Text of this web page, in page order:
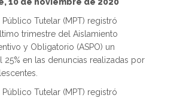
10 de noviembre de 2020
Público Tutelar (MPT) registró
trimestre del Aislamiento
y Obligatorio (ASPO) un
25% en las denuncias realizadas por
Público Tutelar (MPT) registró